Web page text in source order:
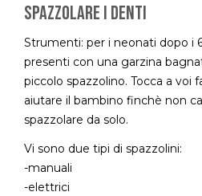
Spazzolare i denti
Strumenti: per i neonati dopo i
presenti con una garzina
piccolo spazzolino. Tocca a voi
aiutare il bambino finchè non
spazzolare da solo.
Vi sono due tipi di spazzolini:
-manuali
-elettrici